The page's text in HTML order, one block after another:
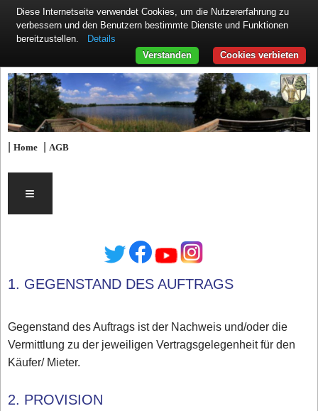
|Home |AGB
≡
1. GEGENSTAND DES AUFTRAGS
Gegenstand des Auftrags ist der Nachweis und/oder die
Vermittlung zu der jeweiligen Vertragsgelegenheit für den
Käufer/ Mieter.
2. PROVISION
Diese Internetseite verwendet Cookies, um die Nutzererfahrung zu
verbessern und den Benutzern bestimmte Dienste und Funktionen
bereitzustellen.
Details
Cookies verbieten
Verstanden